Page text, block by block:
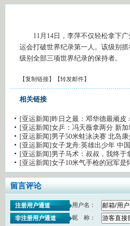
11月14日，李萍不仅轻松拿下广
运会打破世界纪录第一人。该级别
级别全部三项世界纪录的保持者。
【复制链接】【转发邮件】
相关链接
[亚运新闻]昨日之最：邓华德最顽皮
[亚运新闻]女乒：冯天薇拿两分 新加
[亚运新闻]男子50米蛙泳决赛 北岛
[亚运新闻]女子龙舟:英雄出少年 中
[亚运新闻]男子马术：叔叔，我终于
[亚运新闻]女子10米气手枪的冠军是
留言评论
注册用户通道 用户名：
非注册用户通道
昵 称：